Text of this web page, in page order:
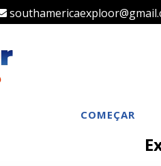
COMEÇAR